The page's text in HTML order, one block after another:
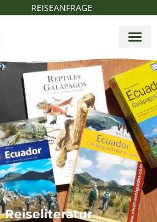
REISEANFRAGE
Reiseliteratur